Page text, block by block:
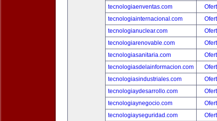
tecnologiaenventas.com
tecnologiainternacional.com
tecnologianuclear.com
tecnologiarenovable.com
tecnologiasanitaria.com
tecnologiasdelainformacion.com
tecnologiasindustriales.com
tecnologiaydesarrollo.com
tecnologiaynegocio.com
tecnologiayseguridad.com